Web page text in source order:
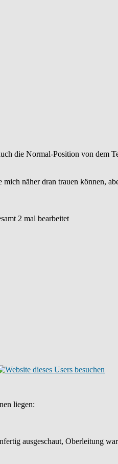
die Normal-Position von dem
näher dran trauen können,
2 mal bearbeitet
liegen:
ausgeschaut, Oberleitung